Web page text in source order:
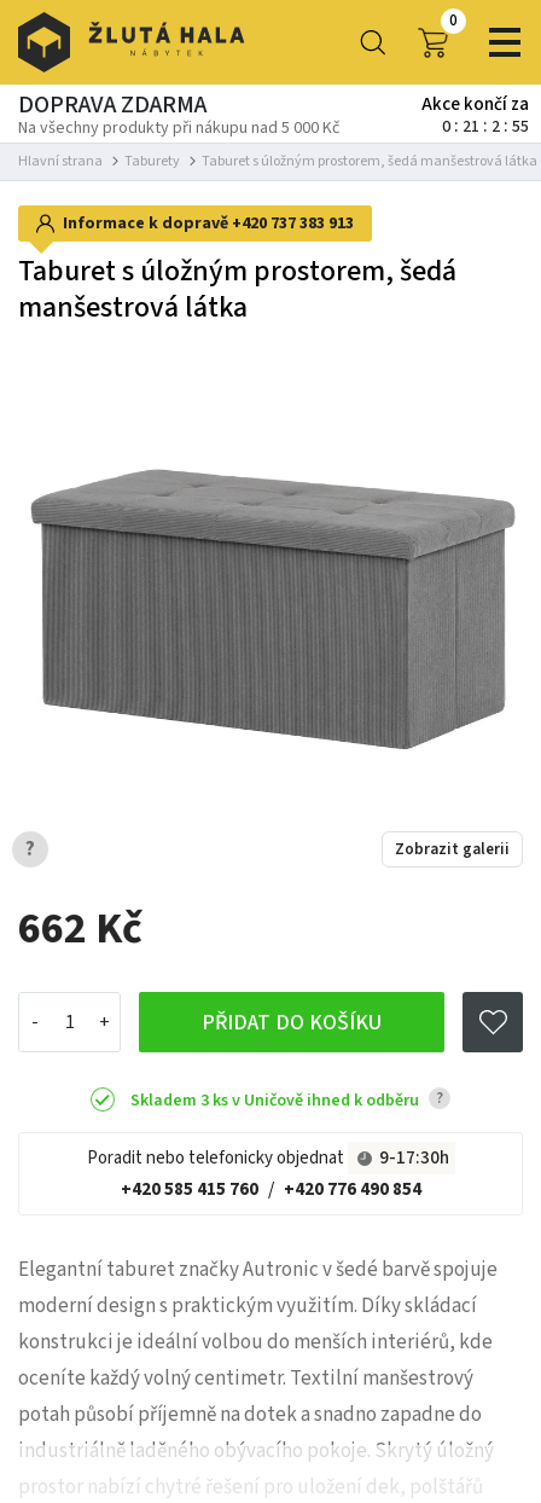
0
DOPRAVA ZDARMA
Na všechny produkty při nákupu nad 5 000 Kč
Akce končí za
0 21 2 54
Hlavní strana Taburety Taburet s úložným prostorem, šedá manšestrová látka
662 Kč
PŘIDAT DO KOŠÍKU
Skladem 3 ks v Uničově ihned k odběru ?
Poradit nebo telefonicky objednat
9-17:30h
+420 585 415 760 / +420 776 490 854
Informace k dopravě +420 737 383 913
Taburet s úložným prostorem, šedá
manšestrová látka
Zobrazit galerii
?
Elegantní taburet značky Autronic v šedé barvě spojuje
moderní design s praktickým využitím. Díky skládací
konstrukci je ideální volbou do menších interiérů, kde
oceníte každý volný centimetr. Textilní manšestrový
potah působí příjemně na dotek a snadno zapadne do
industriálně laděného obývacího pokoje. Skrytý úložný
prostor nabízí chytré řešení pro uložení dek, polštářů